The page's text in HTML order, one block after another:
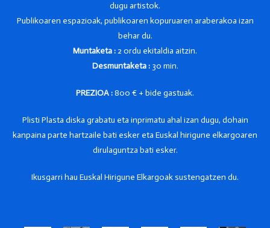
dugu artistok.
Publikoaren espazioak, publikoaren kopuruaren araberakoa izan
behar du.
Muntaketa:2 ordu ekitaldia aitzin.
Desmuntaketa: 30 min.
PREZIOA :800 € + bide gastuak.
Plisti Plasta diska grabatu eta inprimatu ahal izan dugu, dohain
kanpaina parte hartzaile bati esker eta Euskal hirigune elkargoaren
dirulaguntza bati esker.
Ikusgarri hau Euskal Hirigune Elkargoak sustengatzen du.